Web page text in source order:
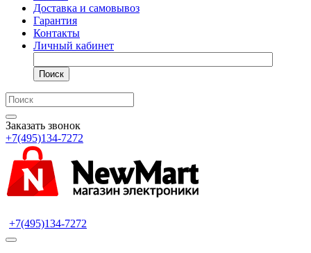
Доставка и самовывоз
Гарантия
Контакты
Личный кабинет
Поиск
Заказать звонок
+7(495)134-7272
+7(495)134-7272